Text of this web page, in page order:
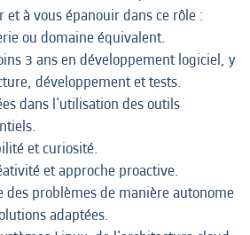
à vous épanouir dans ce rôle :
ou domaine équivalent.
3 ans en développement logiciel, y
développement et tests.
dans l'utilisation des outils
et curiosité.
et approche proactive.
des problèmes de manière autonome
adaptées.